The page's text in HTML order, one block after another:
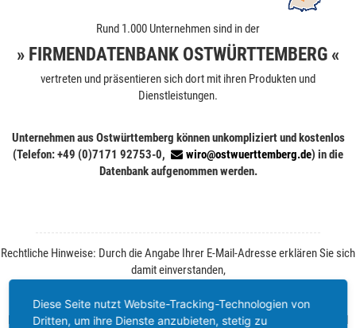
Rund 1.000 Unternehmen sind in der
» FIRMENDATENBANK OSTWÜRTTEMBERG «
vertreten und präsentieren sich dort mit ihren Produkten und
Dienstleistungen.
Unternehmen aus Ostwürttemberg können unkompliziert und kostenlos
(Telefon: +49 (0)7171 92753-0,
wiro@ostwuerttemberg.de) in die
Datenbank aufgenommen werden.
Rechtliche Hinweise: Durch die Angabe Ihrer E-Mail-Adresse erklären Sie sich
damit einverstanden,
Wirtschaftsstandort Ostwürttemberg zu erhalten.
Ihre Einwilligung können Sie jederzeit ohne Angabe von Gründen per E-Mail
Diese Seite nutzt Website-Tracking-Technologien von
Dritten, um ihre Dienste anzubieten, stetig zu